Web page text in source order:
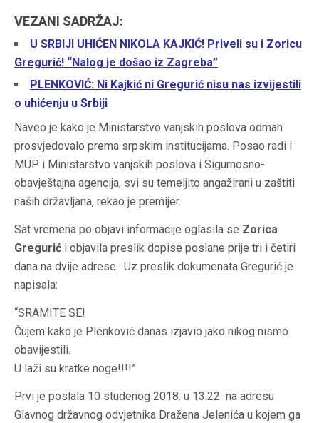
VEZANI SADRŽAJ:
U SRBIJI UHIĆEN NIKOLA KAJKIĆ! Priveli su i Zoricu
Gregurić! “Nalog je došao iz Zagreba”
PLENKOVIĆ: Ni Kajkić ni Gregurić nisu nas izvijestili
o uhićenju u Srbiji
Naveo je kako je Ministarstvo vanjskih poslova odmah
prosvjedovalo prema srpskim institucijama. Posao radi i
MUP i Ministarstvo vanjskih poslova i Sigurnosno-
obavještajna agencija, svi su temeljito angažirani u zaštiti
naših državljana, rekao je premijer.
Sat vremena po objavi informacije oglasila se Zorica
Gregurić i objavila preslik dopise poslane prije tri i četiri
dana na dvije adrese. Uz preslik dokumenata Gregurić je
napisala:
“SRAMITE SE!
Čujem kako je Plenković danas izjavio jako nikog nismo
obavijestili.
U laži su kratke noge!!!!”
Prvi je poslala 10 studenog 2018. u 13:22 na adresu
Glavnog državnog odvjetnika Dražena Jelenića u kojem ga